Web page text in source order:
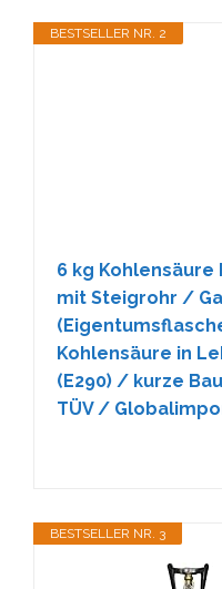
BESTSELLER NR. 2
6 kg Kohlensäure
mit Steigrohr /
Kohlensäure in
(E290) / kurze
TÜV /
BESTSELLER NR. 3